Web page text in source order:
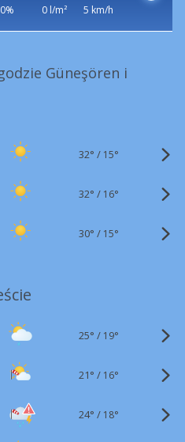
0% 0 l/m²
5 km/h
Güneşören i
32° / 15°
32° / 16°
30° / 15°
25° / 19°
21° / 16°
24° / 18°